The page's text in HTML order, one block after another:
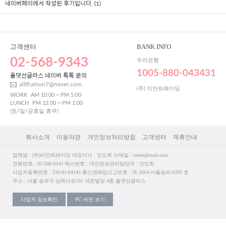
네이버페이에서 작성된 후기입니다. (1)
고객센터
02-568-9343
올댓선글라스 네이버 톡톡 문의
allthatsun7@naver.com
WORK
AM 10:00 ~ PM 5:00
LUNCH
PM 12:00 ~ PM 1:00
(토/일/공휴일 휴무)
BANK INFO
우리은행
1005-880-043431
(주) 이안트레이딩
회사소개 이용약관 개인정보처리방침 고객센터 제휴안내
업체명 : (주)이안트레이딩 대표이사 : 안도희 이메일 : cocen@mail.com
전화번호 : 02-568-9343 팩스번호 : 개인정보관리담당자 : 안도희
사업자등록번호 : 230-81-04343 통신판매업신고번호 : 제 2014-서울송파-0293 호
주소 : 서울 송파구 삼학사로101 세준빌딩 4층 올댓선글라스
사업자 정보확인 PC 버전 보기